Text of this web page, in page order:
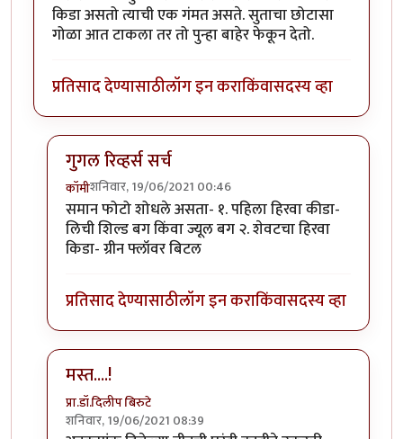
किडा असतो त्याची एक गंमत असते. सुताचा छोटासा
गोळा आत टाकला तर तो पुन्हा बाहेर फेकून देतो.
प्रतिसाद देण्यासाठीलॉग इन कराकिंवासदस्य व्हा
गुगल रिव्हर्स सर्च
कॉमीशनिवार, 19/06/2021 00:46
In reply toमाझ्या कॅमेऱ्यातले काही किडे.byकॉमी
समान फोटो शोधले असता- १. पहिला हिरवा कीडा-
लिची शिल्ड बग किंवा ज्यूल बग २. शेवटचा हिरवा
किडा- ग्रीन फ्लॉवर बिटल
प्रतिसाद देण्यासाठीलॉग इन कराकिंवासदस्य व्हा
मस्त....!
प्रा.डॉ.दिलीप बिरुटे
शनिवार, 19/06/2021 08:39